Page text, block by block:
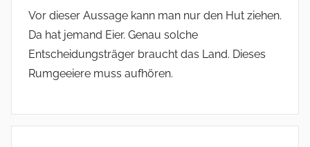
Vor dieser Aussage kann man nur den Hut ziehen.
Da hat jemand Eier. Genau solche
Entscheidungsträger braucht das Land. Dieses
Rumgeeiere muss aufhören.